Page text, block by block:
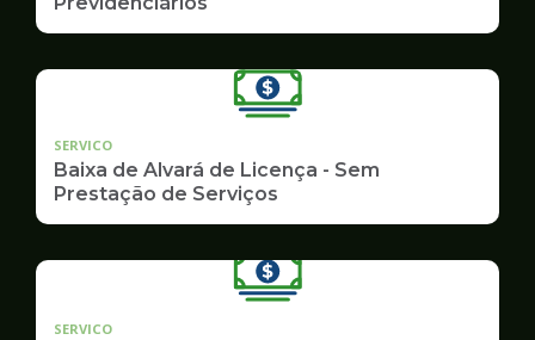
SERVICO
Baixa de Alvará de Licença - Sem
Prestação de Serviços
SERVICO